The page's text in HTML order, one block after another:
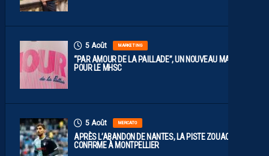
5 Août MARKETING
“PAR AMOUR DE LA PAILLADE”, UN NOUVEAU MAILLOT
POUR LE MHSC
5 Août MERCATO
APRÈS L’ABANDON DE NANTES, LA PISTE ZOUAOUI SE
CONFIRME À MONTPELLIER